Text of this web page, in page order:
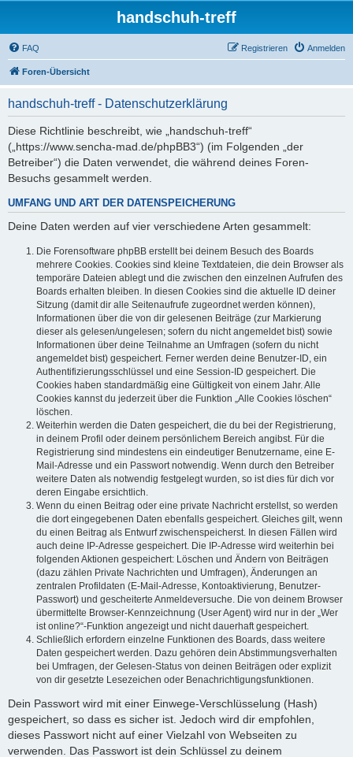
handschuh-treff
FAQ Anmelden
Registrieren
Foren-Übersicht
handschuh-treff - Datenschutzerklärung
Diese Richtlinie beschreibt, wie „handschuh-treff“
(„https://www.sencha-mad.de/phpBB3“) (im Folgenden „der
Betreiber“) die Daten verwendet, die während deines Foren-
Besuchs gesammelt werden.
UMFANG UND ART DER DATENSPEICHERUNG
Deine Daten werden auf vier verschiedene Arten gesammelt:
Die Forensoftware phpBB erstellt bei deinem Besuch des Boards
mehrere Cookies. Cookies sind kleine Textdateien, die dein Browser als
temporäre Dateien ablegt und die zwischen den einzelnen Aufrufen des
Boards erhalten bleiben. In diesen Cookies sind die aktuelle ID deiner
Sitzung (damit dir alle Seitenaufrufe zugeordnet werden können),
Informationen über die von dir gelesenen Beiträge (zur Markierung
dieser als gelesen/ungelesen; sofern du nicht angemeldet bist) sowie
Informationen über deine Teilnahme an Umfragen (sofern du nicht
angemeldet bist) gespeichert. Ferner werden deine Benutzer-ID, ein
Authentifizierungsschlüssel und eine Session-ID gespeichert. Die
Cookies haben standardmäßig eine Gültigkeit von einem Jahr. Alle
Cookies kannst du jederzeit über die Funktion „Alle Cookies löschen“
löschen.
Weiterhin werden die Daten gespeichert, die du bei der Registrierung,
in deinem Profil oder deinem persönlichem Bereich angibst. Für die
Registrierung sind mindestens ein eindeutiger Benutzername, eine E-
Mail-Adresse und ein Passwort notwendig. Wenn durch den Betreiber
weitere Daten als notwendig festgelegt wurden, so ist dies für dich vor
deren Eingabe ersichtlich.
Wenn du einen Beitrag oder eine private Nachricht erstellst, so werden
die dort eingegebenen Daten ebenfalls gespeichert. Gleiches gilt, wenn
du einen Beitrag als Entwurf zwischenspeicherst. In diesen Fällen wird
auch deine IP-Adresse gespeichert. Die IP-Adresse wird weiterhin bei
folgenden Aktionen gespeichert: Löschen und Ändern von Beiträgen
(dazu zählen Private Nachrichten und Umfragen), Änderungen an
zentralen Profildaten (E-Mail-Adresse, Kontoaktivierung, Benutzer-
Passwort) und gescheiterte Anmeldeversuche. Die von deinem Browser
übermittelte Browser-Kennzeichnung (User Agent) wird nur in der „Wer
ist online?“-Funktion angezeigt und nicht dauerhaft gespeichert.
Schließlich erfordern einzelne Funktionen des Boards, dass weitere
Daten gespeichert werden. Dazu gehören dein Abstimmungsverhalten
bei Umfragen, der Gelesen-Status von deinen Beiträgen oder explizit
von dir gesetzte Lesezeichen oder Benachrichtigungsfunktionen.
Dein Passwort wird mit einer Einwege-Verschlüsselung (Hash)
gespeichert, so dass es sicher ist. Jedoch wird dir empfohlen,
dieses Passwort nicht auf einer Vielzahl von Webseiten zu
verwenden. Das Passwort ist dein Schlüssel zu deinem